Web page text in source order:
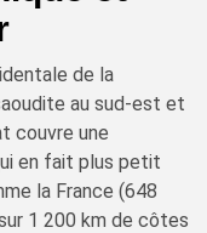
de la
au sud-est et
couvre une
en fait plus petit
la France (648
1 200 km de côtes